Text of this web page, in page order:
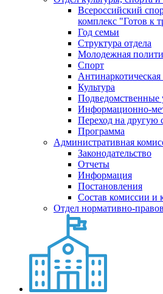
Всероссийский
комплекс "Готов к
Год семьи
Структура отдела
Молодежная
Спорт
Культура
Подведомственные
Информационно-
Переход на другую
Программа
Административная
Законодательство
Отчеты
Информация
Постановления
Состав комиссии и
Отдел нормативно-